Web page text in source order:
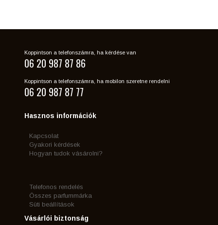
Koppintson a telefonszámra, ha kérdése van
06 20 987 87 86
Koppintson a telefonszámra, ha mobilon szeretne rendelni
06 20 987 87 77
Hasznos információk
Kapcsolat
Gyakori kérdések
Hogyan tudok vásárolni?
Telefonos rendelés
Összes parfummárka
Süti beállítások
Vásárlói biztonság